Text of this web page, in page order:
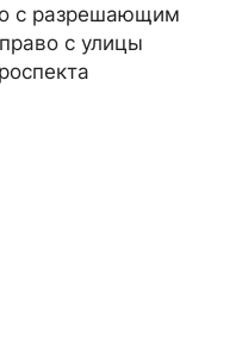
с разрешающим
с улицы